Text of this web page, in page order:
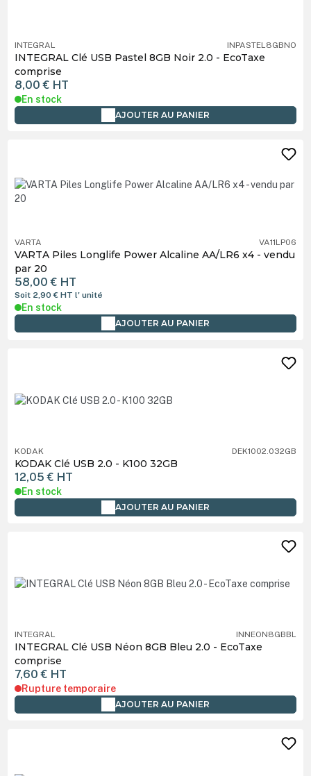
INTEGRAL INPASTEL8GBNO
INTEGRAL Clé USB Pastel 8GB Noir 2.0 - EcoTaxe
comprise
8,00 € HT
En stock
AJOUTER AU PANIER
VARTA VA11LP06
VARTA Piles Longlife Power Alcaline AA/LR6 x4 - vendu
par 20
58,00 € HT
Soit 2,90 €HTl' unité
En stock
AJOUTER AU PANIER
KODAK DEK1002.032GB
KODAK Clé USB 2.0 - K100 32GB
12,05 € HT
En stock
AJOUTER AU PANIER
INTEGRAL INNEON8GBBL
INTEGRAL Clé USB Néon 8GB Bleu 2.0 - EcoTaxe
comprise
7,60 € HT
Rupture temporaire
AJOUTER AU PANIER